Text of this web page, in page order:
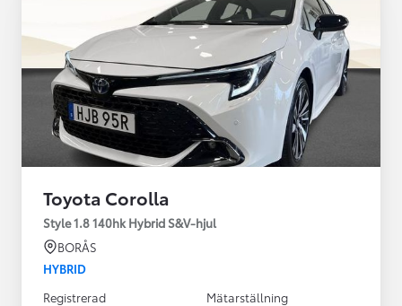
Toyota Corolla
Style 1.8 140hk Hybrid S&V-hjul
BORÅS
HYBRID
Registrerad
Mätarställning